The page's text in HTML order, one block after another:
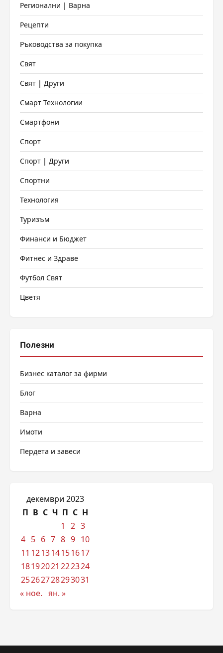
Регионални | Варна
Рецепти
Ръководства за покупка
Свят
Свят | Други
Смарт Технологии
Смартфони
Спорт
Спорт | Други
Спортни
Технология
Туризъм
Финанси и Бюджет
Фитнес и Здраве
Футбол Свят
Цветя
Полезни
Бизнес каталог за фирми
Блог
Варна
Имоти
Пердета и завеси
декември 2023
П В С Ч П С Н
1
2 3
4 5 6 7 8 9 10
11 121314151617
18192021 222324
25262728293031
« ное. ян. »